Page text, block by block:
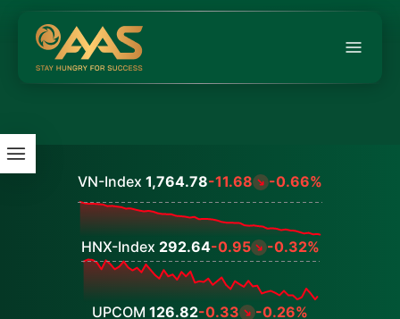
VN-Index 1,764.78-11.68 -0.66%
HNX-Index 292.64-0.95 -0.32%
UPCOM 126.82-0.33 -0.26%